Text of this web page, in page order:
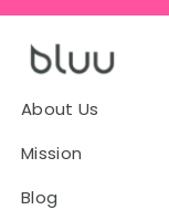
About Us
Mission
Blog